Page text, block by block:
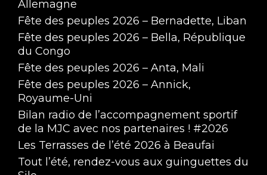
Allemagne
Fête des peuples 2026 – Bernadette, Liban
Fête des peuples 2026 – Bella, République
du Congo
Fête des peuples 2026 – Anta, Mali
Fête des peuples 2026 – Annick,
Royaume-Uni
Bilan radio de l’accompagnement sportif
de la MJC avec nos partenaires ! #2026
Les Terrasses de l’été 2026 à Beaufai
Tout l’été, rendez-vous aux guinguettes du